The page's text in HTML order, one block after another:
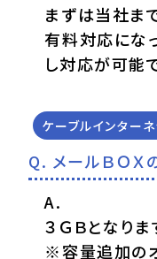
まずは当社ま
有料対応にな
し対応が可能で
ケーブルインターネ
メールＢＯＸ
３ＧＢとなりま
※容量追加の